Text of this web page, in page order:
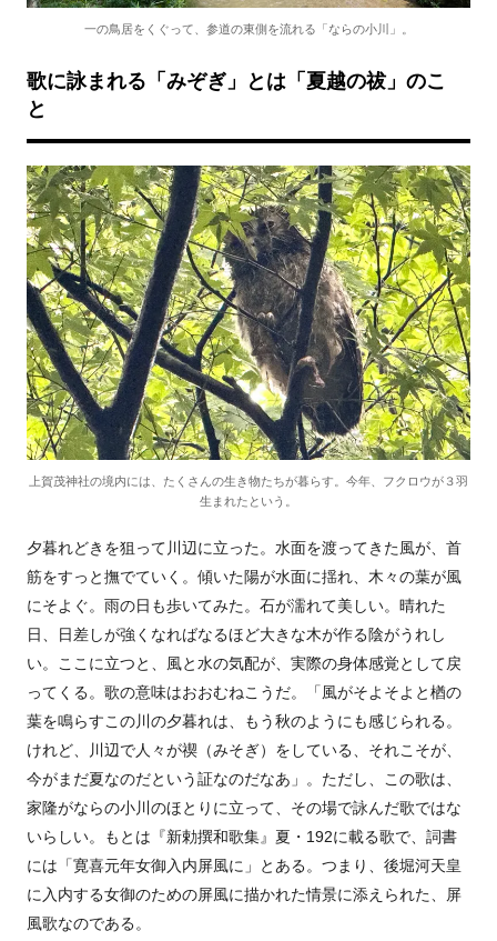
一の鳥居をくぐって、参道の東側を流れる「ならの小川」。
歌に詠まれる「みぞぎ」とは「夏越の祓」のこ
と
上賀茂神社の境内には、たくさんの生き物たちが暮らす。今年、フクロウが３羽
生まれたという。
夕暮れどきを狙って川辺に立った。水面を渡ってきた風が、首
筋をすっと撫でていく。傾いた陽が水面に揺れ、木々の葉が風
にそよぐ。雨の日も歩いてみた。石が濡れて美しい。晴れた
日、日差しが強くなればなるほど大きな木が作る陰がうれし
い。ここに立つと、風と水の気配が、実際の身体感覚として戻
ってくる。歌の意味はおおむねこうだ。「風がそよそよと楢の
葉を鳴らすこの川の夕暮れは、もう秋のようにも感じられる。
けれど、川辺で人々が禊（みそぎ）をしている、それこそが、
今がまだ夏なのだという証なのだなあ」。ただし、この歌は、
家隆がならの小川のほとりに立って、その場で詠んだ歌ではな
いらしい。もとは『新勅撰和歌集』夏・192に載る歌で、詞書
には「寛喜元年女御入内屏風に」とある。つまり、後堀河天皇
に入内する女御のための屏風に描かれた情景に添えられた、屏
風歌なのである。